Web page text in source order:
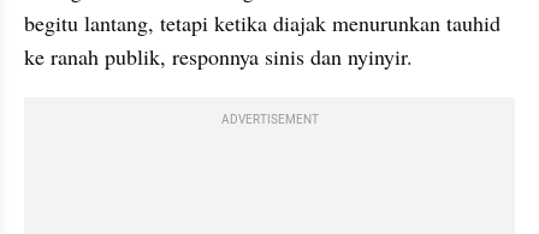
begitu lantang, tetapi ketika diajak menurunkan tauhid
ke ranah publik, responnya sinis dan nyinyir.
ADVERTISEMENT